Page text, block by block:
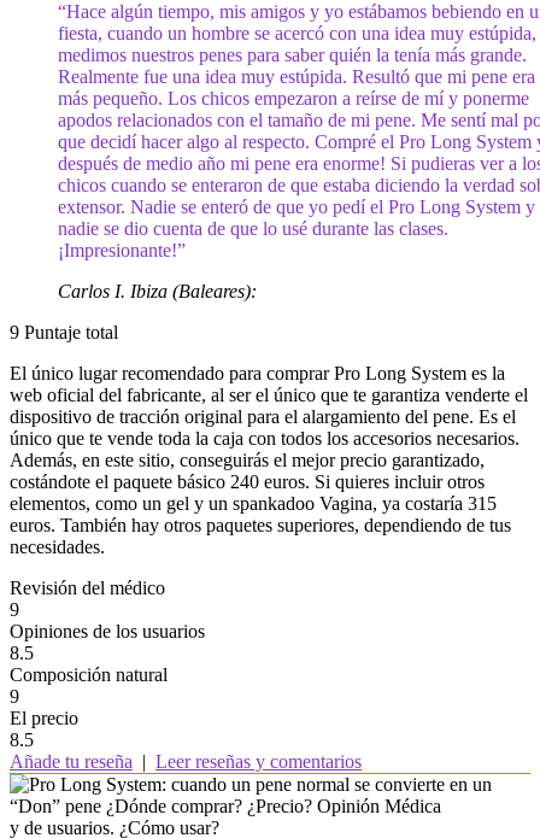
“Hace algún tiempo, mis amigos y yo estábamos bebiendo en
fiesta, cuando un hombre se acercó con una idea muy
medimos nuestros penes para saber quién la tenía más grande.
Realmente fue una idea muy estúpida. Resultó que mi pene era
más pequeño. Los chicos empezaron a reírse de mí y ponerme
apodos relacionados con el tamaño de mi pene. Me sentí mal
que decidí hacer algo al respecto. Compré el Pro Long System
después de medio año mi pene era enorme! Si pudieras ver a
chicos cuando se enteraron de que estaba diciendo la verdad
extensor. Nadie se enteró de que yo pedí el Pro Long System y
nadie se dio cuenta de que lo usé durante las clases.
¡Impresionante!”
Carlos I. Ibiza (Baleares):
9 Puntaje total
El único lugar recomendado para comprar Pro Long System es la
web oficial del fabricante, al ser el único que te garantiza venderte el
dispositivo de tracción original para el alargamiento del pene. Es el
único que te vende toda la caja con todos los accesorios necesarios.
Además, en este sitio, conseguirás el mejor precio garantizado,
costándote el paquete básico 240 euros. Si quieres incluir otros
elementos, como un gel y un spankadoo Vagina, ya costaría 315
euros. También hay otros paquetes superiores, dependiendo de tus
necesidades.
Revisión del médico
9
Opiniones de los usuarios
8.5
Composición natural
9
El precio
8.5
Añade tu reseña | Leer reseñas y comentarios